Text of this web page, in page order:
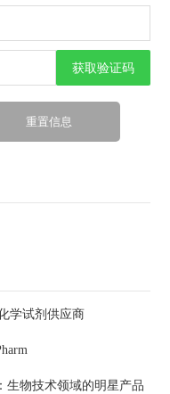
获取验证码
学试剂供应商
生物技术领域的明星产品